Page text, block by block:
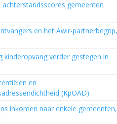
achterstandsscores gemeenten
en het Awir-partnerbegrip,
kinderopvang verder gestegen in
en
(KpOAD)
inkomen naar enkele gemeenten,